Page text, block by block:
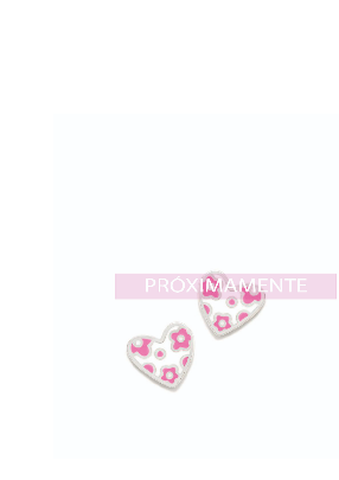
VER AÑADIR